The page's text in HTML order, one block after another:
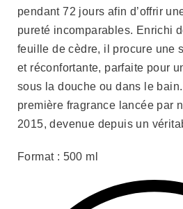
pendant 72 jours afin d’offrir
pureté incomparables. Enrichi
feuille de cèdre, il procure une
et réconfortante, parfaite pour
sous la douche ou dans le
première fragrance lancée par
2015, devenue depuis un
Format : 500 ml